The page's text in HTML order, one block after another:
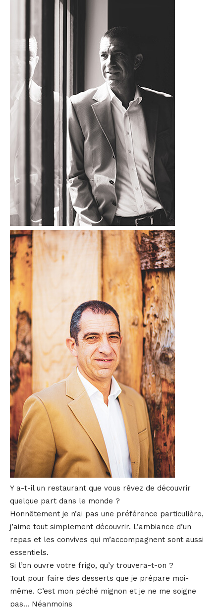
Y a-t-il un restaurant que vous rêvez de découvrir
quelque part dans le monde ?
Honnêtement je n’ai pas une préférence particulière,
j’aime tout simplement découvrir. L’ambiance d’un
repas et les convives qui m’accompagnent sont aussi
essentiels.
Si l’on ouvre votre frigo, qu’y trouvera-t-on ?
Tout pour faire des desserts que je prépare moi-
même. C’est mon péché mignon et je ne me soigne
pas… Néanmoins